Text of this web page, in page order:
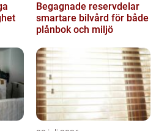
Begagnade reservdelar
smartare bilvård för både
plånbok och miljö